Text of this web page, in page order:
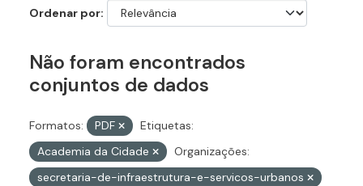
Ordenar por
Não foram encontrados
conjuntos de dados
Formatos: PDF
Etiquetas:
Academia da Cidade
Organizações:
secretaria-de-infraestrutura-e-servicos-urbanos